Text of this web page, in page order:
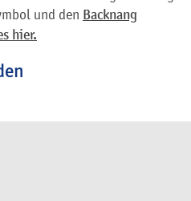
und den Backnang
hier.